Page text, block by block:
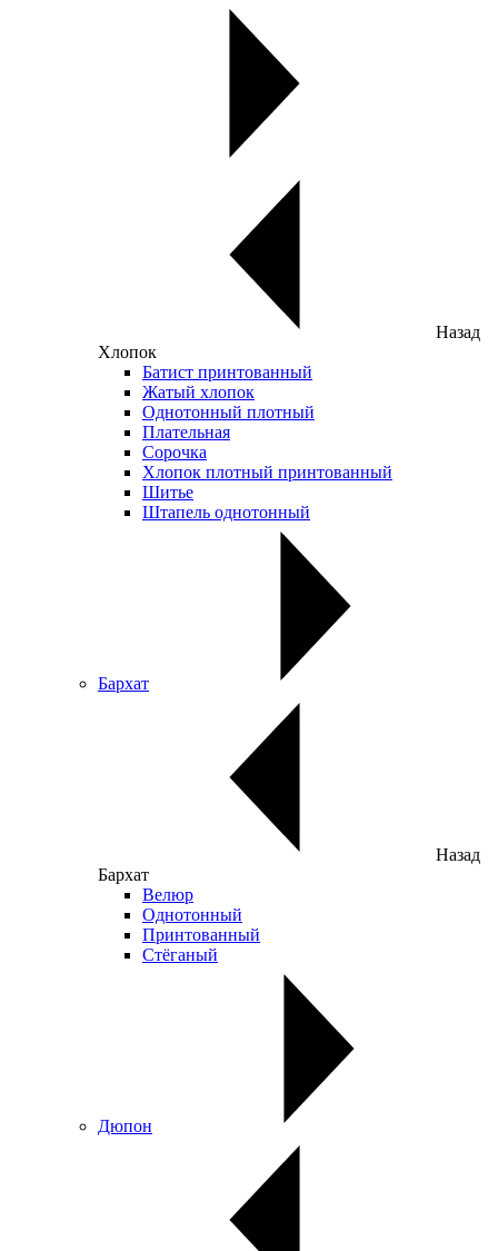
Назад
Хлопок
Батист принтованный
Жатый хлопок
Однотонный плотный
Плательная
Сорочка
Хлопок плотный принтованный
Шитье
Штапель однотонный
Бархат
Назад
Бархат
Велюр
Однотонный
Принтованный
Стёганый
Дюпон